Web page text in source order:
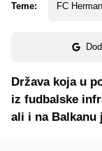
Teme: FC
Država koja u
iz fudbalske
ali i na Balkanu